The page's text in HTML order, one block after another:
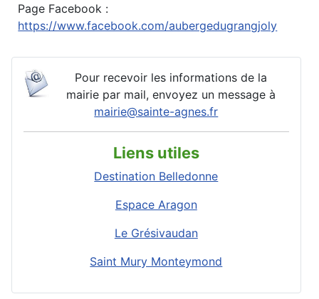
Page Facebook :
https://www.facebook.com/aubergedugrangjoly
Pour recevoir les informations de la
mairie par mail, envoyez un message à
mairie@sainte-agnes.fr
Liens utiles
Destination Belledonne
Espace Aragon
Le Grésivaudan
Saint Mury Monteymond